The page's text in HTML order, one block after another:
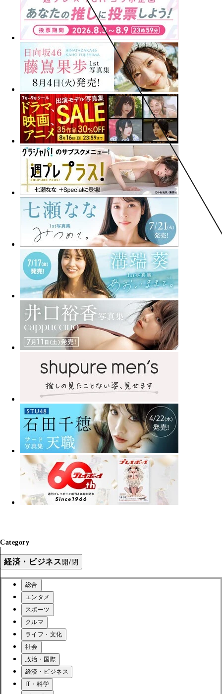
Category
経済・ビジネス開/閉
総合
エンタメ
スポーツ
クルマ
ライフ・文化
社会
政治・国際
経済・ビジネス
IT・科学